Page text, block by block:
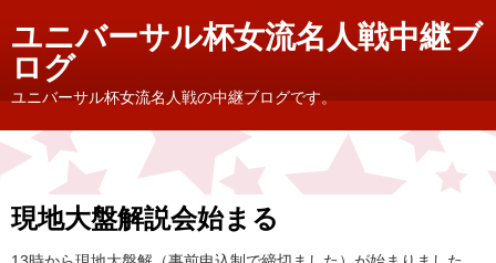
ユニバーサル杯女流名人戦中継ブ
ログ
ユニバーサル杯女流名人戦の中継ブログです。
現地大盤解説会始まる